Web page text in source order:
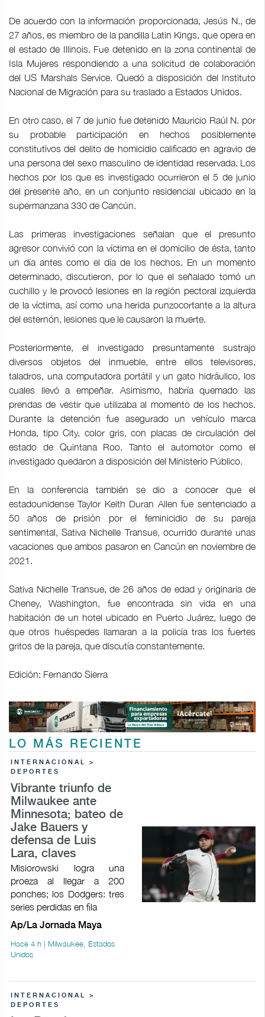
De acuerdo con la información proporcionada, Jesús N., de
27 años, es miembro de la pandilla Latin Kings, que opera en
el estado de Illinois. Fue detenido en la zona continental de
Isla Mujeres respondiendo a una solicitud de colaboración
del US Marshals Service. Quedó a disposición del Instituto
Nacional de Migración para su traslado a Estados Unidos.
En otro caso, el 7 de junio fue detenido Mauricio Raúl N. por
su probable participación en hechos posiblemente
constitutivos del delito de homicidio calificado en agravio de
una persona del sexo masculino de identidad reservada. Los
hechos por los que es investigado ocurrieron el 5 de junio
del presente año, en un conjunto residencial ubicado en la
supermanzana 330 de Cancún.
Las primeras investigaciones señalan que el presunto
agresor convivió con la víctima en el domicilio de ésta, tanto
un día antes como el día de los hechos. En un momento
determinado, discutieron, por lo que el señalado tomó un
cuchillo y le provocó lesiones en la región pectoral izquierda
de la víctima, así como una herida punzocortante a la altura
del esternón, lesiones que le causaron la muerte.
Posteriormente, el investigado presuntamente sustrajo
diversos objetos del inmueble, entre ellos televisores,
taladros, una computadora portátil y un gato hidráulico, los
cuales llevó a empeñar. Asimismo, habría quemado las
prendas de vestir que utilizaba al momento de los hechos.
Durante la detención fue asegurado un vehículo marca
Honda, tipo City, color gris, con placas de circulación del
estado de Quintana Roo. Tanto el automotor como el
investigado quedaron a disposición del Ministerio Público.
En la conferencia también se dio a conocer que el
estadounidense Taylor Keith Duran Allen fue sentenciado a
50 años de prisión por el feminicidio de su pareja
sentimental, Sativa Nichelle Transue, ocurrido durante unas
vacaciones que ambos pasaron en Cancún en noviembre de
2021.
Sativa Nichelle Transue, de 26 años de edad y originaria de
Cheney, Washington, fue encontrada sin vida en una
habitación de un hotel ubicado en Puerto Juárez, luego de
que otros huéspedes llamaran a la policía tras los fuertes
gritos de la pareja, que discutía constantemente.
Edición: Fernando Sierra
LO MÁS RECIENTE
INTERNACIONAL >
DEPORTES
Vibrante triunfo de
Milwaukee ante
Minnesota; bateo de
Jake Bauers y
defensa de Luis
Lara, claves
Misiorowski logra una
proeza al llegar a 200
ponches; los Dodgers: tres
series perdidas en fila
Ap/La Jornada Maya
Hace 4 h | Milwaukee, Estados
Unidos
INTERNACIONAL >
DEPORTES